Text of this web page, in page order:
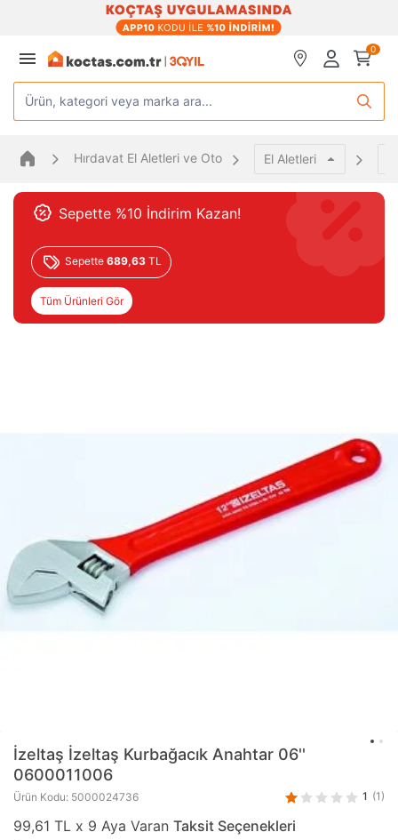
0
Ürün, kategori veya marka ara...
Hırdavat El Aletleri ve Oto El Aletleri
Sepette %10 İndirim Kazan!
Sepette 689,63 TL
Tüm Ürünleri Gör
İzeltaş İzeltaş Kurbağacık Anahtar 06''
0600011006
Ürün Kodu: 5000024736 1 (1)
99,61 TL x 9 Aya Varan Taksit Seçenekleri